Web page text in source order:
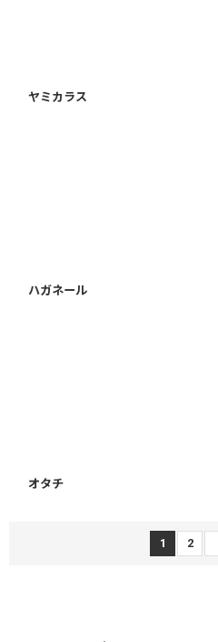
ヤミカラス
ハガネール
オタチ
1 2